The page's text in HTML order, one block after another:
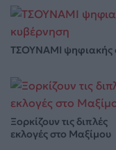
ΤΣΟΥΝΑΜΙ ψηφιακής
Ξορκίζουν τις διπλές
εκλογές στο Μαξίμου